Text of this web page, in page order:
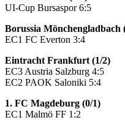
UI-Cup Bursaspor 6:5
Borussia Mönchengladbach
EC1 FC Everton 3:4
Eintracht Frankfurt (1/2)
EC3 Austria Salzburg 4:5
EC2 PAOK Saloniki 5:4
1. FC Magdeburg (0/1)
EC1 Malmö FF 1:2